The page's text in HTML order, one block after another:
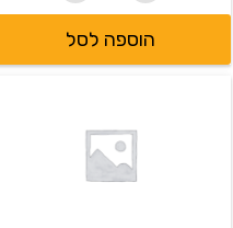
הוספה לסל
איטריות
שעועית
(ללא
גלוטן)